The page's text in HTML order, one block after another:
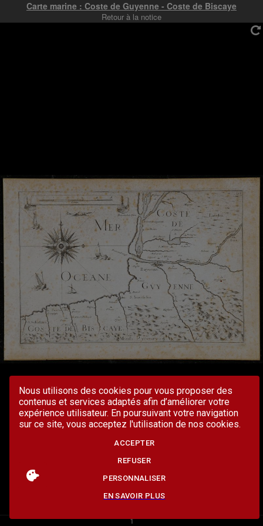
Nous utilisons des cookies pour vous proposer des
contenus et services adaptés afin d’améliorer votre
expérience utilisateur. En poursuivant votre navigation
sur ce site, vous acceptez l'utilisation de nos cookies.
ACCEPTER
REFUSER
PERSONNALISER
EN SAVOIR PLUS